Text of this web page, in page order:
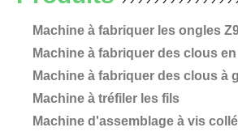
Machine à fabriquer les ongles
Machine à fabriquer des clous
Machine à fabriquer des clous à
Machine à tréfiler les fils
Machine d'assemblage à vis